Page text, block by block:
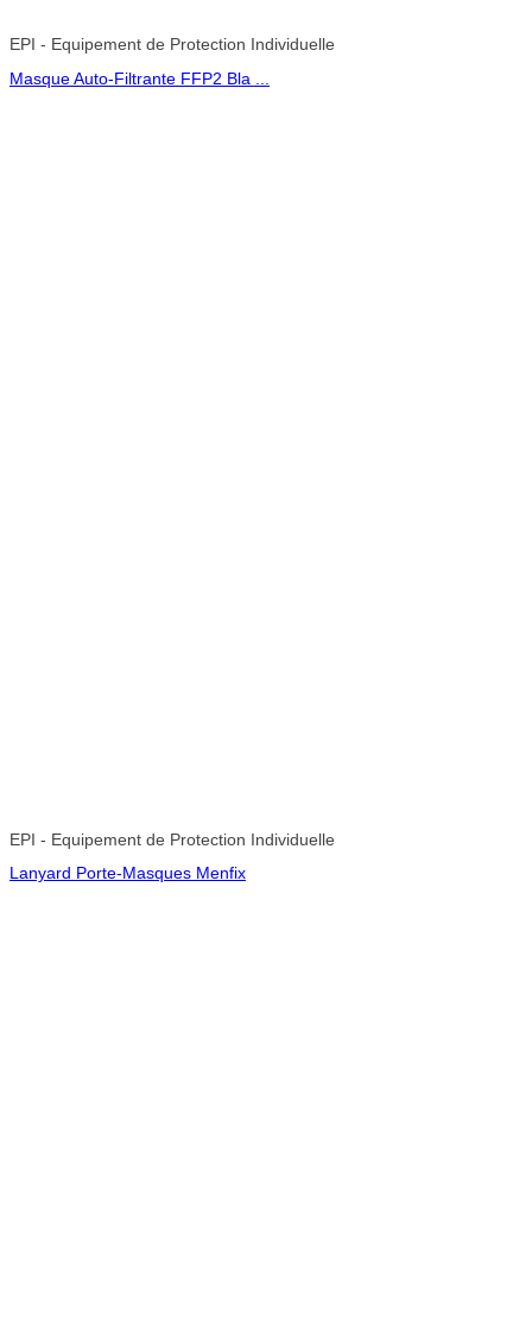
EPI - Equipement de Protection Individuelle
Masque Auto-Filtrante FFP2 Bla ...
EPI - Equipement de Protection Individuelle
Lanyard Porte-Masques Menfix